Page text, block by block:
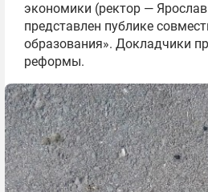
экономики (ректор —
представлен публике
образования». Докладчики
реформы.